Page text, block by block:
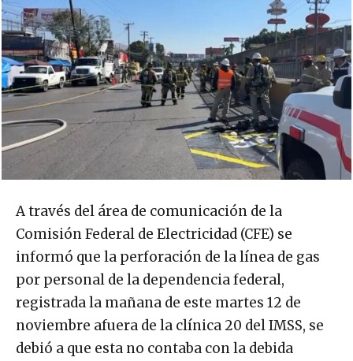
A través del área de comunicación de la
Comisión Federal de Electricidad (CFE) se
informó que la perforación de la línea de gas
por personal de la dependencia federal,
registrada la mañana de este martes 12 de
noviembre afuera de la clínica 20 del IMSS, se
debió a que esta no contaba con la debida